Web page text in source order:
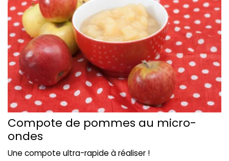
Compote de pommes au micro-
ondes
Une compote ultra-rapide à réaliser !